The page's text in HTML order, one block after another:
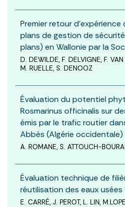
Premier retour
plans de gestion de
plans) en Wallonie par la
D. DEWILDE, F. DELVIGNE, F.
M. RUELLE, S. DENOOZ
Évaluation du potentiel
Rosmarinus officinalis sur
émis par le trafic routier
Abbès (Algérie occidentale)
A. ROMANE, S. ATTOUCH-
Évaluation technique de
réutilisation des eaux
E. CARRÉ, J. PEROT, L. LIN,